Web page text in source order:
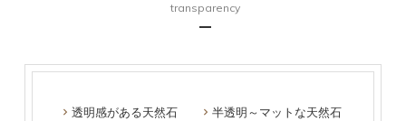
transparency
透明感がある天然石 半透明～マットな天然石